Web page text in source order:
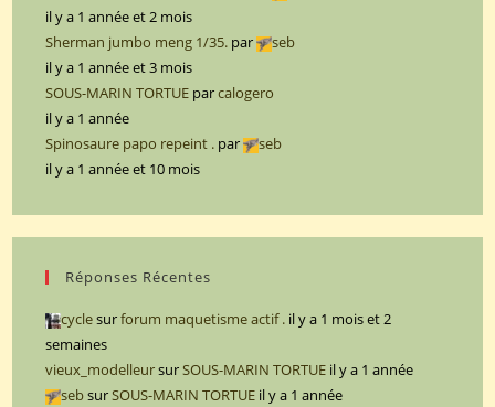
il y a 1 année et 2 mois
Sherman jumbo meng 1/35. par
seb
il y a 1 année et 3 mois
SOUS-MARIN TORTUE parcalogero
il y a 1 année
Spinosaure papo repeint . par
seb
il y a 1 année et 10 mois
Réponses Récentes
cyclesurforum maquetisme actif . il y a 1 mois et 2
semaines
vieux_modelleursurSOUS-MARIN TORTUE il y a 1 année
sebsurSOUS-MARIN TORTUE il y a 1 année